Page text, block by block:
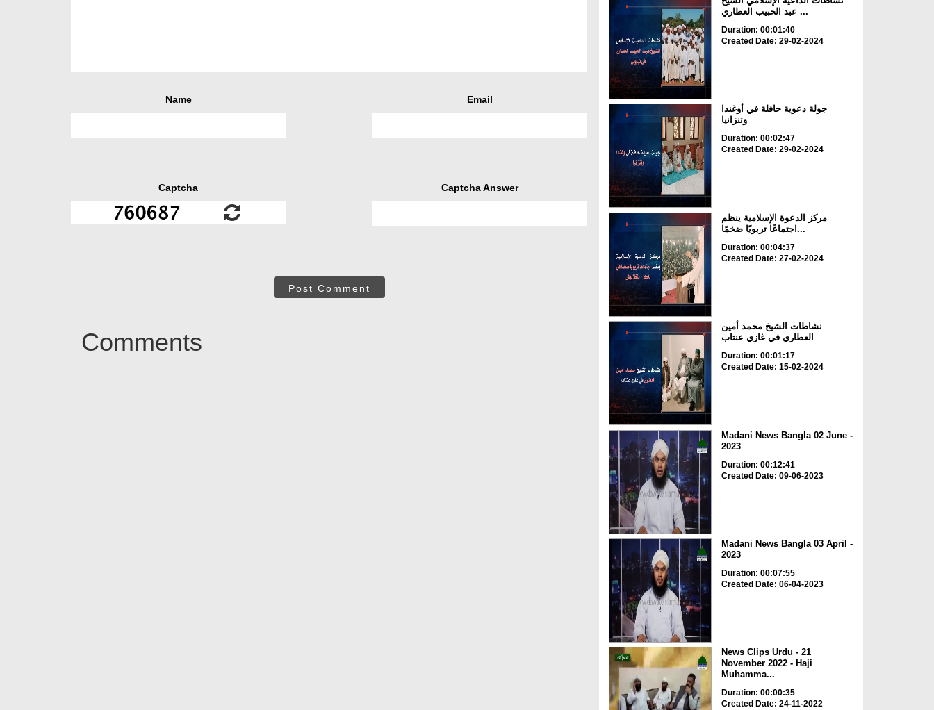
Name Email
Captcha Captcha Answer
Post Comment
Comments
عبد الحبيب العطاري ...
Duration: 00:01:40
Created Date: 29-02-2024
جولة دعوية حافلة في أوغندا
وتنزانيا
Duration: 00:02:47
Created Date: 29-02-2024
مركز الدعوة الإسلامية ينظم
اجتماعًا تربويًا ضخمًا...
Duration: 00:04:37
Created Date: 27-02-2024
نشاطات الشيخ محمد أمين
العطاري في غازي عنتاب
Duration: 00:01:17
Created Date: 15-02-2024
Madani News Bangla 02 June -
2023
Duration: 00:12:41
Created Date: 09-06-2023
Madani News Bangla 03 April -
2023
Duration: 00:07:55
Created Date: 06-04-2023
News Clips Urdu - 21
November 2022 - Haji
Muhamma...
Duration: 00:00:35
Created Date: 24-11-2022